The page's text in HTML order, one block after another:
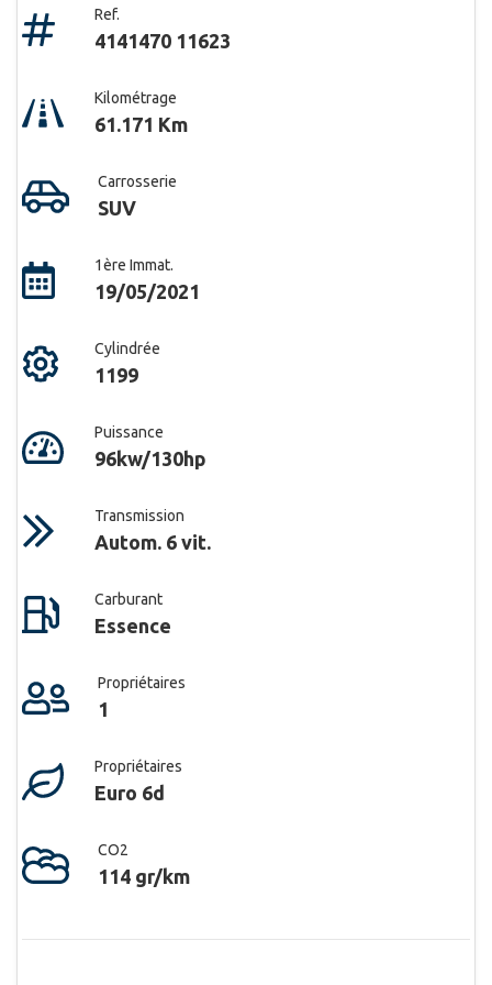
Ref.
4141470 11623
Kilométrage
61.171 Km
Carrosserie
SUV
1ère Immat.
19/05/2021
Cylindrée
1199
Puissance
96kw/130hp
Transmission
Autom. 6 vit.
Carburant
Essence
Propriétaires
1
Propriétaires
Euro 6d
CO2
114 gr/km